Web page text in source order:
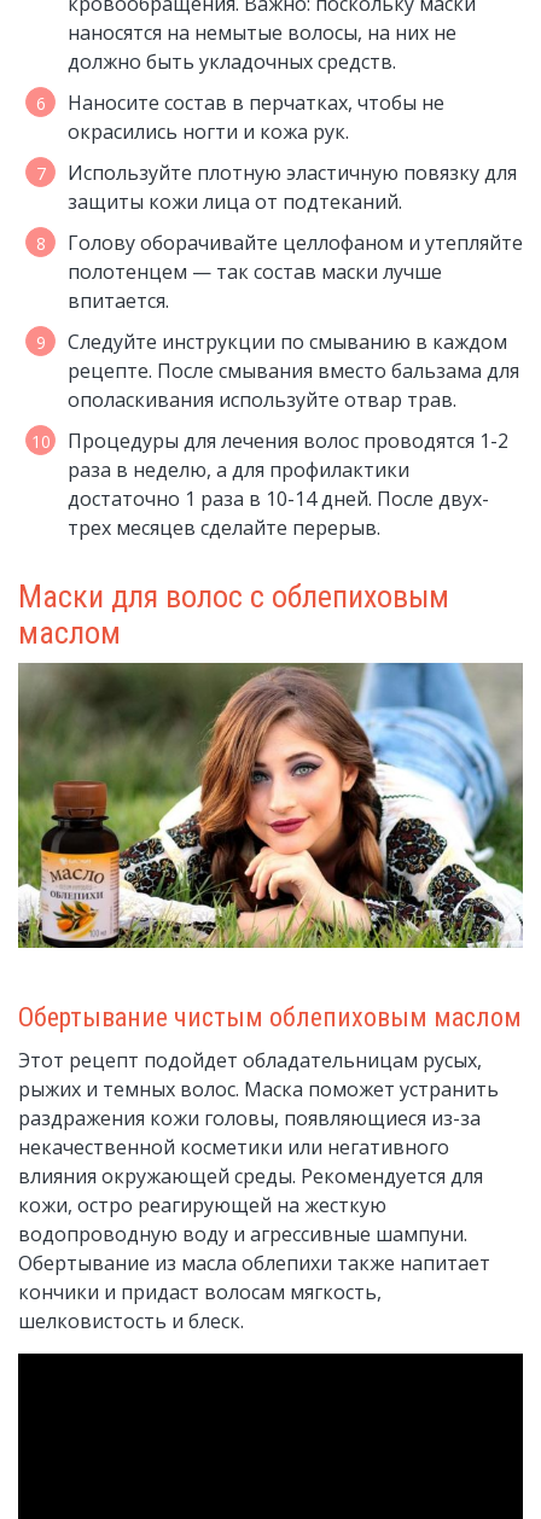
наносятся на немытые волосы, на них не
должно быть укладочных средств.
Наносите состав в перчатках, чтобы не
окрасились ногти и кожа рук.
Используйте плотную эластичную повязку для
защиты кожи лица от подтеканий.
Голову оборачивайте целлофаном и утепляйте
полотенцем — так состав маски лучше
впитается.
Следуйте инструкции по смыванию в каждом
рецепте. После смывания вместо бальзама для
ополаскивания используйте отвар трав.
Процедуры для лечения волос проводятся 1-2
раза в неделю, а для профилактики
достаточно 1 раза в 10-14 дней. После двух-
трех месяцев сделайте перерыв.
Маски для волос с облепиховым
маслом
Обертывание чистым облепиховым маслом
Этот рецепт подойдет обладательницам русых,
рыжих и темных волос. Маска поможет устранить
раздражения кожи головы, появляющиеся из-за
некачественной косметики или негативного
влияния окружающей среды. Рекомендуется для
кожи, остро реагирующей на жесткую
водопроводную воду и агрессивные шампуни.
Обертывание из масла облепихи также напитает
кончики и придаст волосам мягкость,
шелковистость и блеск.